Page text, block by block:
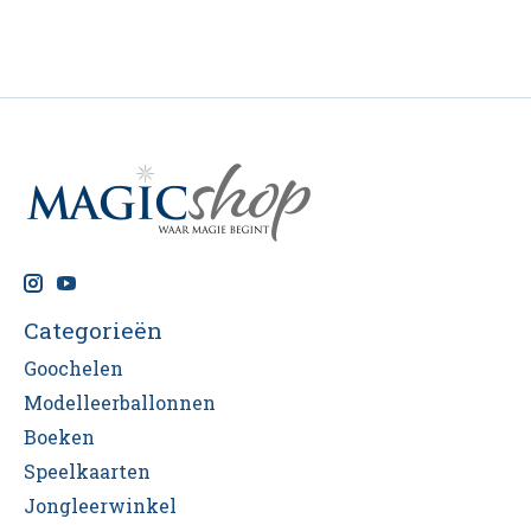
Categorieën
Goochelen
Modelleerballonnen
Boeken
Speelkaarten
Jongleerwinkel